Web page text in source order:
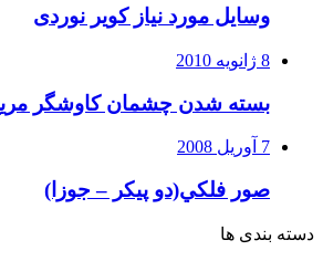
وسایل مورد نیاز کویر نوردی
8 ژانویه 2010
بسته شدن چشمان کاوشگر مريخ
7 آوریل 2008
صور فلكي(دو پیکر – جوزا)
بندی ها